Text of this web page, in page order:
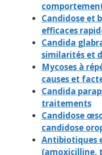
Candidose et
efficaces
Candida
similarités et
Mycoses à
causes et
Candida
traitements
Candidose
candidose
Antibiotiques
(amoxicilline,